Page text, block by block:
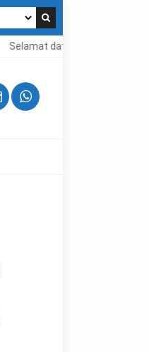
Selamat datang di situs resmi